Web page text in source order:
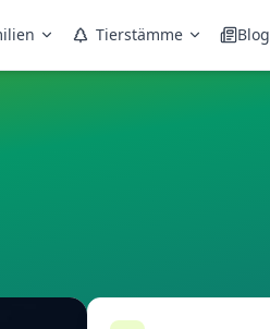
Tierstämme Blog